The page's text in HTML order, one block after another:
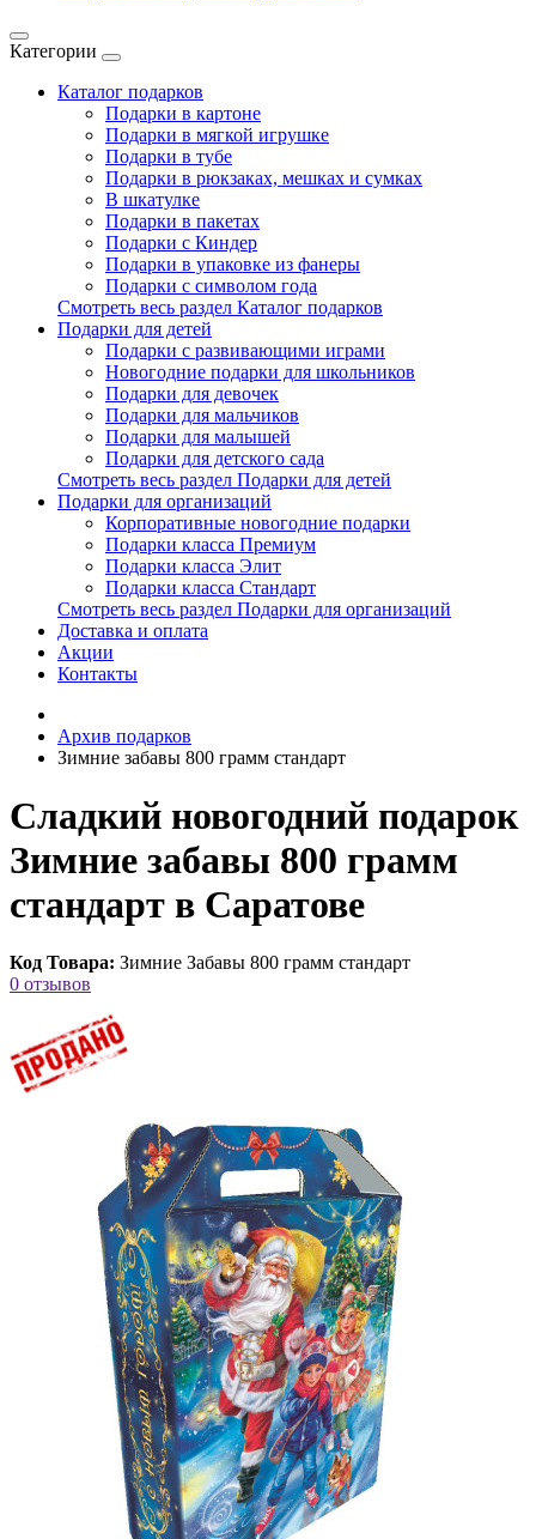
Категории
Каталог подарков
Подарки в картоне
Подарки в мягкой игрушке
Подарки в тубе
Подарки в рюкзаках, мешках и сумках
В шкатулке
Подарки в пакетах
Подарки с Киндер
Подарки в упаковке из фанеры
Подарки с символом года
Смотреть весь раздел Каталог подарков
Подарки для детей
Подарки с развивающими играми
Новогодние подарки для школьников
Подарки для девочек
Подарки для мальчиков
Подарки для малышей
Подарки для детского сада
Смотреть весь раздел Подарки для детей
Подарки для организаций
Корпоративные новогодние подарки
Подарки класса Премиум
Подарки класса Элит
Подарки класса Стандарт
Смотреть весь раздел Подарки для организаций
Доставка и оплата
Акции
Контакты
Архив подарков
Зимние забавы 800 грамм стандарт
Сладкий новогодний подарок
Зимние забавы 800 грамм
стандарт в Саратове
Код Товара: Зимние Забавы 800 грамм стандарт
0 отзывов